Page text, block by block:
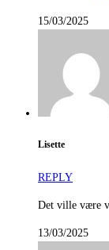
15/03/2025
Lisette
REPLY
Det ville være
13/03/2025